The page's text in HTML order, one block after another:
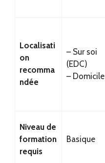
Localisati
on
recomma
ndée
– Sur soi
(EDC)
– Domicile
Niveau de
formation
requis
Basique